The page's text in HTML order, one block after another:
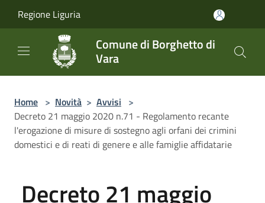
Regione Liguria
Comune di Borghetto di
Vara
Home > Novità > Avvisi >
Decreto 21 maggio 2020 n.71 - Regolamento recante
l'erogazione di misure di sostegno agli orfani dei crimini
domestici e di reati di genere e alle famiglie affidatarie
Decreto 21 maggio